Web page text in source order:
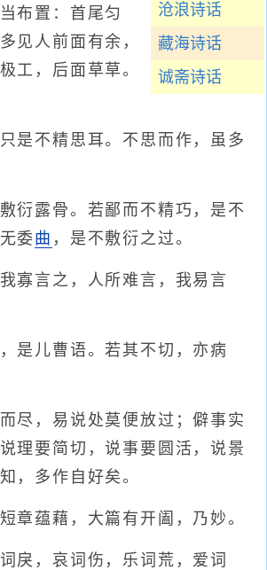
沧浪诗话
藏海诗话
诚斋诗话
置：首尾匀
见人前面有余，
工，后面草草。
不精思耳。不思而作，虽多
露骨。若鄙而不精巧，是不
委曲 ，是不敷衍之过。
言之，人所难言，我易言
儿曹语。若其不切，亦病
，易说处莫便放过；僻事实
理要简切，说事要圆活，说景
，多作自好矣。
蕴藉，大篇有开阖，乃妙。
戾，哀词伤，乐词荒，爱词